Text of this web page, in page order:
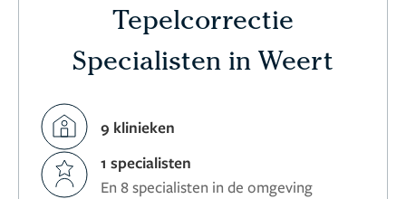
Tepelcorrectie
Specialisten in Weert
9 klinieken
1 specialisten
En 8 specialisten in de omgeving